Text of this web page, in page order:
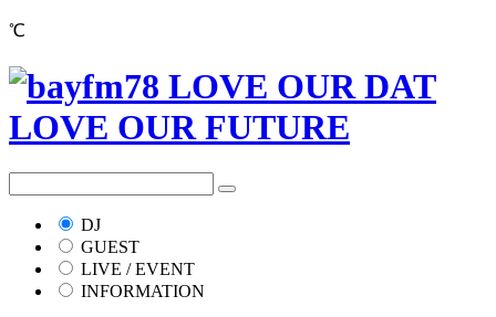
℃
DJ
GUEST
LIVE / EVENT
INFORMATION